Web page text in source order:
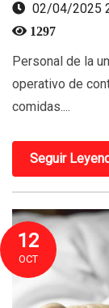
02/04/2025
1297
Personal de la
operativo de
comidas....
Seguir
12
OCT